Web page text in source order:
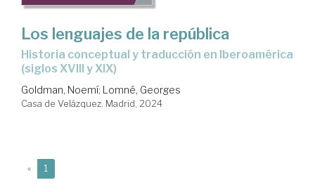
Los lenguajes de la república
Historia conceptual y traducción en Iberoamérica
(siglos XVIII y XIX)
Goldman, Noemí; Lomné, Georges
Casa de Velázquez. Madrid, 2024
« 1